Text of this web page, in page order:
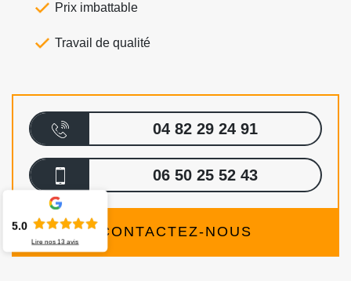
Prix imbattable
Travail de qualité
04 82 29 24 91
06 50 25 52 43
CONTACTEZ-NOUS
5.0
Lire nos13 avis